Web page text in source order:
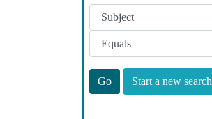
Start a new search